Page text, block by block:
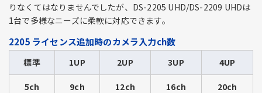
りなくてはなりませんでしたが、DS-2205 UHD/DS-2209 UHDは
1台で多様なニーズに柔軟に対応できます。
2205 ライセンス追加時のカメラ入力ch数
標準 1UP 2UP 3UP 4UP
5ch 9ch 12ch 16ch 20ch